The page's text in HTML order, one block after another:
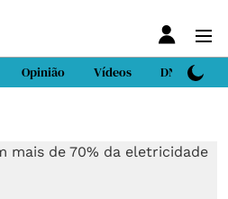
Opinião Vídeos DN Sport